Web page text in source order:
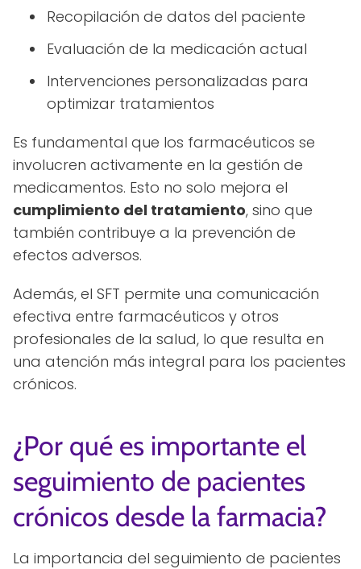
Recopilación de datos del paciente
Evaluación de la medicación actual
Intervenciones personalizadas para
optimizar tratamientos
Es fundamental que los farmacéuticos se
involucren activamente en la gestión de
medicamentos. Esto no solo mejora el
cumplimiento del tratamiento, sino que
también contribuye a la prevención de
efectos adversos.
Además, el SFT permite una comunicación
efectiva entre farmacéuticos y otros
profesionales de la salud, lo que resulta en
una atención más integral para los pacientes
crónicos.
¿Por qué es importante el
seguimiento de pacientes
crónicos desde la farmacia?
La importancia del seguimiento de pacientes